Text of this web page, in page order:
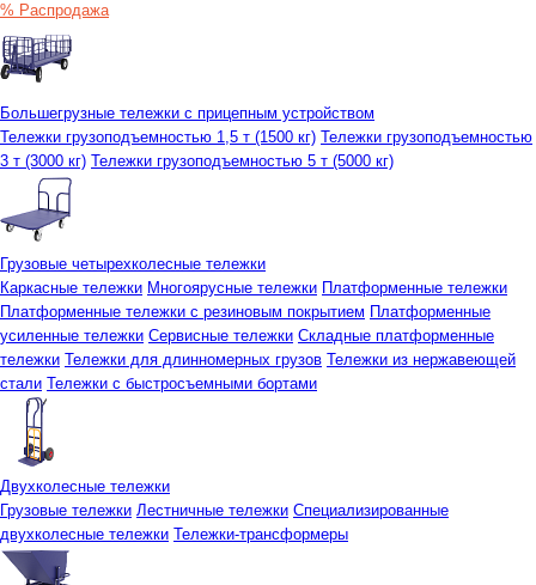
% Распродажа
Большегрузные тележки с прицепным устройством
Тележки грузоподъемностью 1,5 т (1500 кг) Тележки грузоподъемностью
3 т (3000 кг) Тележки грузоподъемностью 5 т (5000 кг)
Грузовые четырехколесные тележки
Каркасные тележки Многоярусные тележки Платформенные тележки
Платформенные тележки с резиновым покрытием Платформенные
усиленные тележки Сервисные тележки Складные платформенные
тележки Тележки для длинномерных грузов Тележки из нержавеющей
стали Тележки с быстросъемными бортами
Двухколесные тележки
Грузовые тележки Лестничные тележки Специализированные
двухколесные тележки Тележки-трансформеры